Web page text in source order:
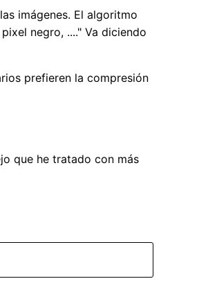
imágenes. El algoritmo
negro, ...." Va diciendo
prefieren la compresión
que he tratado con más